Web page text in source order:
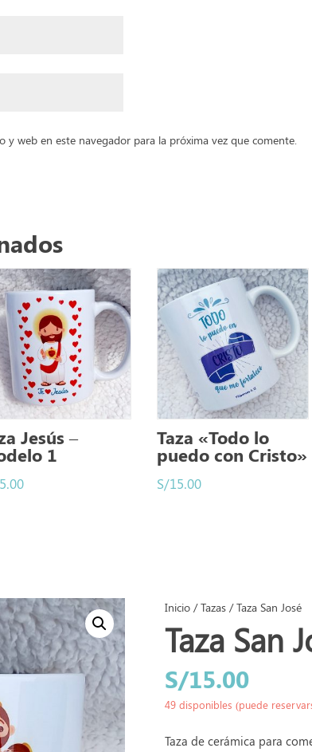
web en este navegador para la próxima vez que comente.
Jesús –
1
Taza «Todo lo
puedo con Cristo»
S/15.00
Inicio/Tazas/ Taza San José
Taza San
S/15.00
49 disponibles (puede
Taza de cerámica para